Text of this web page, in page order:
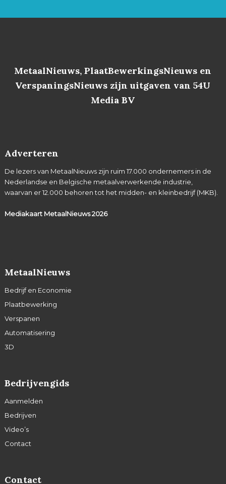
MetaalNieuws, PlaatBewerkingsNieuws en
VerspaningsNieuws zijn uitgaven van 54U
Media BV
Adverteren
De lezers van MetaalNieuws zijn ruim 17.000 ondernemers in de
Nederlandse en Belgische metaalverwerkende industrie,
waarvan er 12.000 behoren tot het midden- en kleinbedrijf (MKB).
Mediakaart MetaalNieuws2026
MetaalNieuws
Bedrijf en Economie
Plaatbewerking
Verspanen
Automatisering
3D
Bedrijvengids
Aanmelden
Bedrijven
Video’s
Contact
Contact